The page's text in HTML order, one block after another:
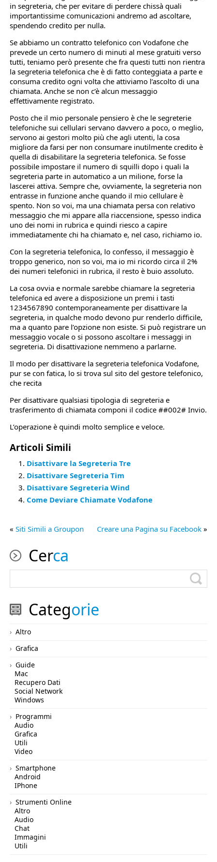
in segreteria, che per evitare di perdere chissà quali
importantissime comunicazioni andremo ad ascoltare,
spendendo credito per nulla.
Se abbiamo un contratto telefonico con Vodafone che
prevede un certo numero di minuti al mese gratuiti verso
tutti, teniamo però presente che fra questi tutti non rientra
la segreteria telefonica che è di fatto conteggiata a parte e
consuma credito ogni volta che attiviamo l’ascolto di una
chiamata. Anche se non c’è alcun messaggio
effettivamente registrato.
Posto che il mio personale pensiero è che le segreterie
telefoniche sui cellulari servano davvero a poco, o meglio,
servono ai gestori molto più che agli utenti, la cosa
migliore da farsi per non consumare inutilmente credito è
quella di disabilitare la segreteria telefonica. Se fosse
possibile impostare il numero di squilli dopo i quali la
segreteria parte in automatico a un milione, forse la
lascerei attiva. Sempre che, ovviamente, la segreteria non
entrasse in funzione anche quando il mio cellulare è
spento. Non so voi, ma una chiamata persa con relativo
messaggio che mi appare alla riaccensione, spesso indica
uno dei nomi in rubrica e quindi riesco a capire
immediatamente chi ha chiamato e, nel caso, richiamo io.
Con la segreteria telefonica, lo confesso, il messaggio è
troppo generico, non so voi, ma io mi ricordo circa il 2%
dei numeri telefonici in rubrica, il resto è buio assoluto.
La cosa ovvia e normale sarebbe chiamare la segreteria
telefonica ed avere a disposizione un premi i tasti
1234567890 contemporaneamente per disattivare la
segreteria, in qualche modo devono pur renderlo difficile,
ma a quanto pare l’opzione non esiste. Si può registrare un
messaggio vocale o si possono ascoltare i messaggi in
segreteria. Di disattivazione nemmeno a parlarne.
Il modo per disattivare la segreteria telefonica Vodafone,
pur se con fatica, lo si trova sul sito del gestore telefonico,
che recita
Per disattivare qualsiasi tipologia di segreteria e
trasferimento di chiamata componi il codice ##002# Invio.
L’operazione è quindi molto semplice e veloce.
Articoli Simili
Disattivare la Segreteria Tre
Disattivare Segreteria Tim
Disattivare Segreteria Wind
Come Deviare Chiamate Vodafone
« Siti Simili a Groupon Creare una Pagina su Facebook »
Cerca
Categorie
Altro
Grafica
Guide
Mac
Recupero Dati
Social Network
Windows
Programmi
Audio
Grafica
Utili
Video
Smartphone
Android
IPhone
Strumenti Online
Altro
Audio
Chat
Immagini
Utili